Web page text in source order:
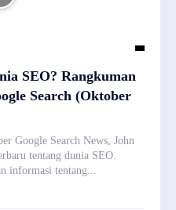
SEO? Rangkuman
Search (Oktober
Google Search News, John
tentang dunia SEO.
informasi tentang...